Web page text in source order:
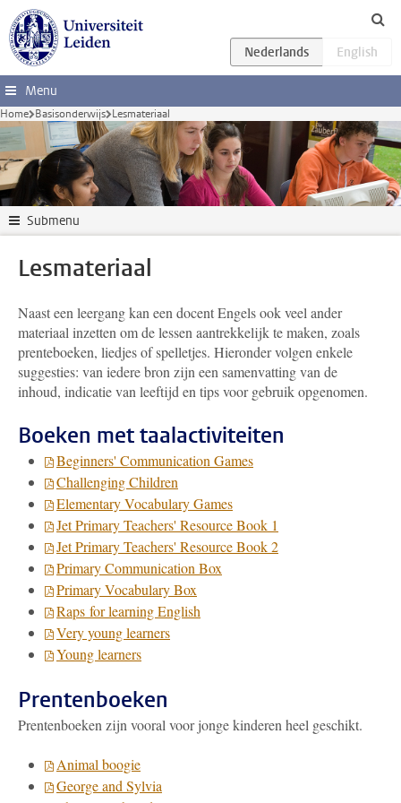
Ga direct naar de inhoud
Menu
Home Basisonderwijs Lesmateriaal
Submenu
Lesmateriaal
Naast een leergang kan een docent Engels ook veel ander
materiaal inzetten om de lessen aantrekkelijk te maken, zoals
prenteboeken, liedjes of spelletjes. Hieronder volgen enkele
suggesties: van iedere bron zijn een samenvatting van de
inhoud, indicatie van leeftijd en tips voor gebruik opgenomen.
Boeken met taalactiviteiten
Beginners' Communication Games
Challenging Children
Elementary Vocabulary Games
Jet Primary Teachers' Resource Book 1
Jet Primary Teachers' Resource Book 2
Primary Communication Box
Primary Vocabulary Box
Raps for learning English
Very young learners
Young learners
Prentenboeken
Prentenboeken zijn vooral voor jonge kinderen heel geschikt.
Animal boogie
George and Sylvia